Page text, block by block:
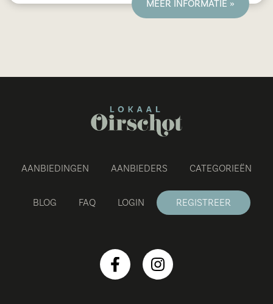
zorgt voor een passend antwoord ofMEER INFORMATIE »
AANBIEDINGEN AANBIEDERS CATEGORIEËN
BLOG FAQ LOGIN REGISTREER